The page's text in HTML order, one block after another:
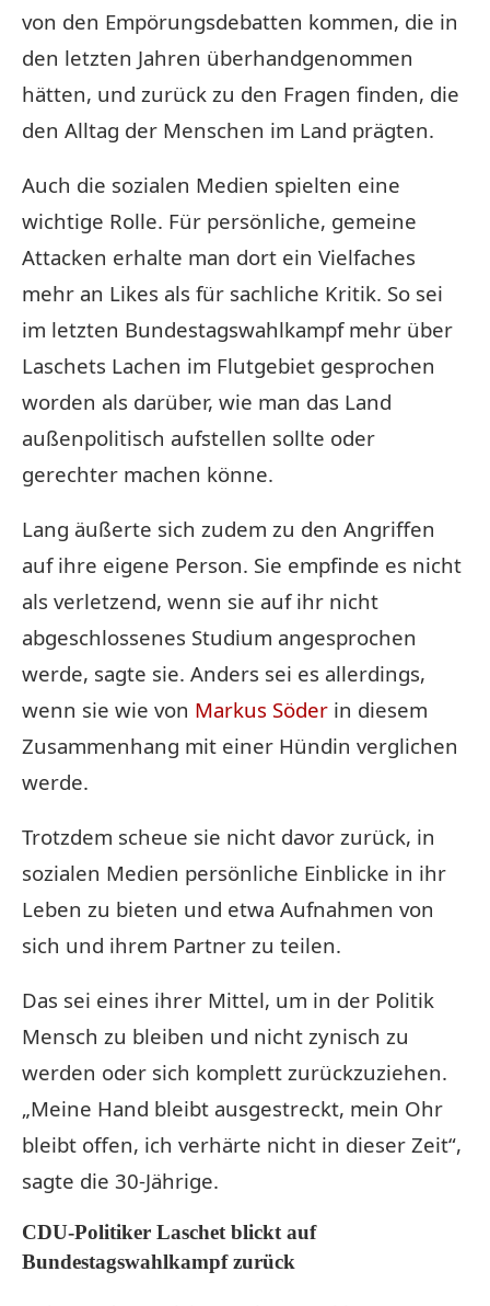
von den Empörungsdebatten kommen, die in
den letzten Jahren überhandgenommen
hätten, und zurück zu den Fragen finden, die
den Alltag der Menschen im Land prägten.
Auch die sozialen Medien spielten eine
wichtige Rolle. Für persönliche, gemeine
Attacken erhalte man dort ein Vielfaches
mehr an Likes als für sachliche Kritik. So sei
im letzten Bundestagswahlkampf mehr über
Laschets Lachen im Flutgebiet gesprochen
worden als darüber, wie man das Land
außenpolitisch aufstellen sollte oder
gerechter machen könne.
Lang äußerte sich zudem zu den Angriffen
auf ihre eigene Person. Sie empfinde es nicht
als verletzend, wenn sie auf ihr nicht
abgeschlossenes Studium angesprochen
werde, sagte sie. Anders sei es allerdings,
wenn sie wie von Markus Söder in diesem
Zusammenhang mit einer Hündin verglichen
werde.
Trotzdem scheue sie nicht davor zurück, in
sozialen Medien persönliche Einblicke in ihr
Leben zu bieten und etwa Aufnahmen von
sich und ihrem Partner zu teilen.
Das sei eines ihrer Mittel, um in der Politik
Mensch zu bleiben und nicht zynisch zu
werden oder sich komplett zurückzuziehen.
„Meine Hand bleibt ausgestreckt, mein Ohr
bleibt offen, ich verhärte nicht in dieser Zeit“,
sagte die 30-Jährige.
CDU-Politiker Laschet blickt auf
Bundestagswahlkampf zurück